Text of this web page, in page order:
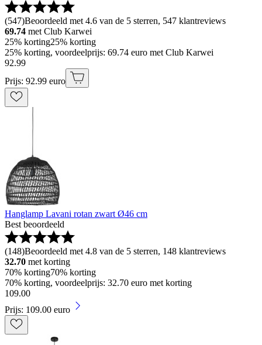
(547)Beoordeeld met 4.6 van de 5 sterren, 547 klantreviews
69.74 met Club Karwei
25% korting25% korting
25% korting, voordeelprijs: 69.74 euro met Club Karwei
92.99
Prijs: 92.99 euro
Hanglamp Lavani rotan zwart Ø46 cm
Best beoordeeld
(148)Beoordeeld met 4.8 van de 5 sterren, 148 klantreviews
32.70 met korting
70% korting70% korting
70% korting, voordeelprijs: 32.70 euro met korting
109.00
Prijs: 109.00 euro